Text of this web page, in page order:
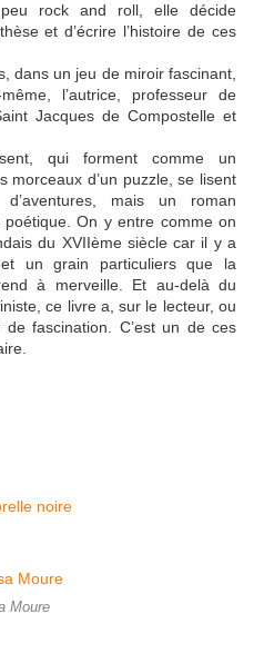
rock and roll, elle décide
et d’écrire l’histoire de ces
dans un jeu de miroir fascinant,
l’autrice, professeur de
Jacques de Compostelle et
qui forment comme un
morceaux d’un puzzle, se lisent
mais un roman
poétique. On y entre comme on
du XVIIème siècle car il y a
un grain particuliers que la
à merveille. Et au-delà du
ce livre a, sur le lecteur, ou
fascination. C’est un de ces
Moure